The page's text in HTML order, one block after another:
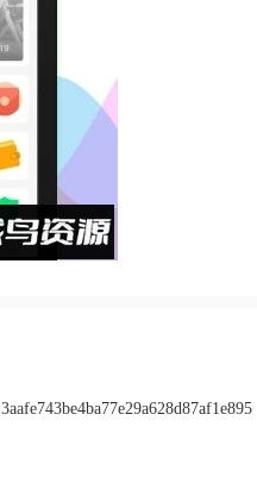
3aafe743be4ba77e29a628d87af1e895